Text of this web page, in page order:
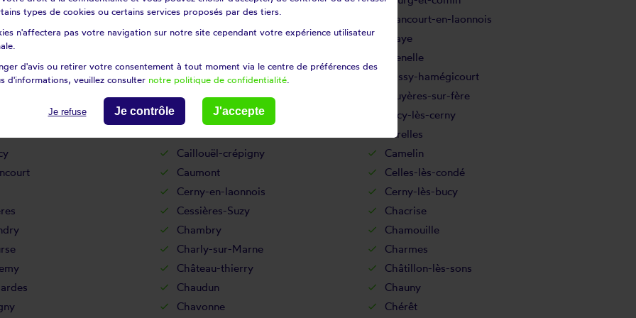
sous-montbavin Braine
Brancourt-en-laonnois
Bray-saint-christophe
Braye
Brenelle
Brissay-choigny
Brissy-hamégicourt
Bruyères-et-montbérault
Bruyères-sur-fère
Bucy-le-long
Bucy-lès-cerny
Burelles
Caillouël-crépigny
Camelin
Caumont
Celles-lès-condé
Cerny-en-laonnois
Cerny-lès-bucy
Cessières-Suzy
Chacrise
Chambry
Chamouille
Charly-sur-Marne
Charmes
Château-thierry
Châtillon-lès-sons
Chaudun
Chauny
Chavonne
Chérêt
types de cookies ou certains services proposés par des tiers.
n'affectera pas votre navigation sur notre site cependant votre expérience utilisateur
d'avis ou retirer votre consentement à tout moment via le centre de préférences des
d'informations, veuillez consulter notre politique de confidentialité
Je refuse Je contrôle J'accepte